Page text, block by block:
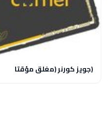
(جويز كورنر (مغلق مؤقتا